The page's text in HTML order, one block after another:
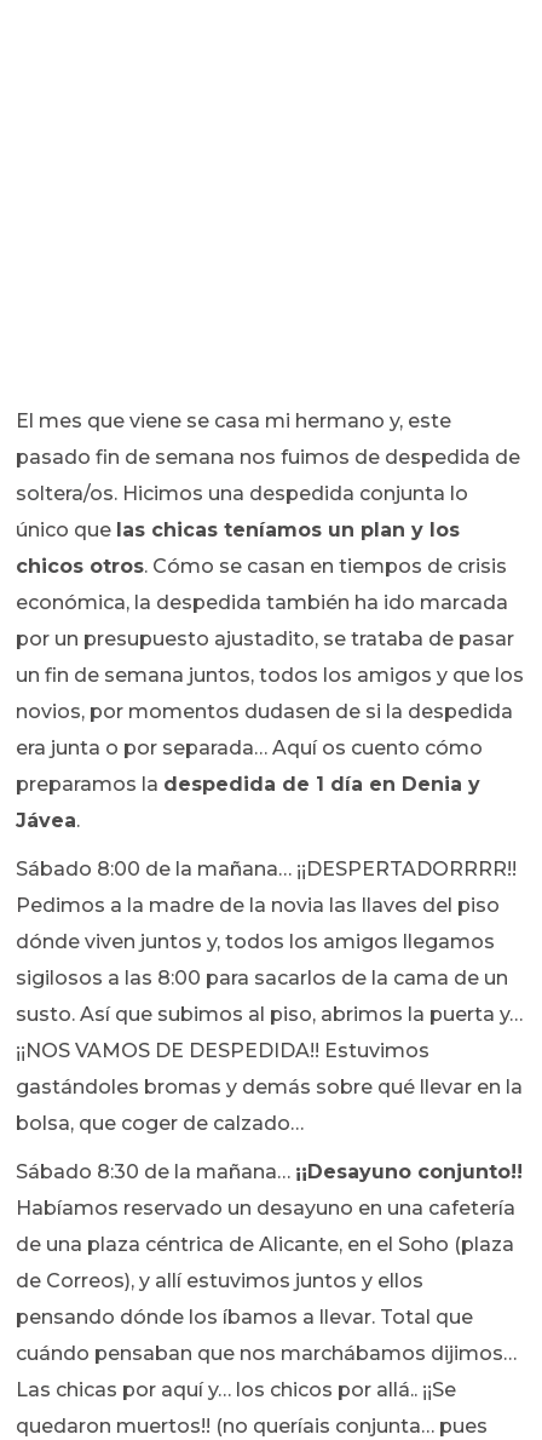
El mes que viene se casa mi hermano y, este
pasado fin de semana nos fuimos de despedida de
soltera/os. Hicimos una despedida conjunta lo
único que las chicas teníamos un plan y los
chicos otros. Cómo se casan en tiempos de crisis
económica, la despedida también ha ido marcada
por un presupuesto ajustadito, se trataba de pasar
un fin de semana juntos, todos los amigos y que los
novios, por momentos dudasen de si la despedida
era junta o por separada… Aquí os cuento cómo
preparamos la despedida de 1 día en Denia y
Jávea.
Sábado 8:00 de la mañana… ¡¡DESPERTADORRRR!!
Pedimos a la madre de la novia las llaves del piso
dónde viven juntos y, todos los amigos llegamos
sigilosos a las 8:00 para sacarlos de la cama de un
susto. Así que subimos al piso, abrimos la puerta y…
¡¡NOS VAMOS DE DESPEDIDA!! Estuvimos
gastándoles bromas y demás sobre qué llevar en la
bolsa, que coger de calzado…
Sábado 8:30 de la mañana… ¡¡Desayuno conjunto!!
Habíamos reservado un desayuno en una cafetería
de una plaza céntrica de Alicante, en el Soho (plaza
de Correos), y allí estuvimos juntos y ellos
pensando dónde los íbamos a llevar. Total que
cuándo pensaban que nos marchábamos dijimos…
Las chicas por aquí y… los chicos por allá.. ¡¡Se
quedaron muertos!! (no queríais conjunta… pues